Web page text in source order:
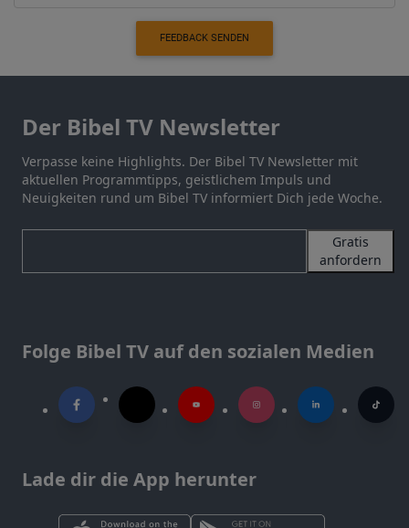
FEEDBACK SENDEN
Der Bibel TV Newsletter
Verpasse keine Highlights. Der Bibel TV Newsletter mit
aktuellen Programmtipps, geistlichem Impuls und
Neuigkeiten rund um Bibel TV informiert Dich jede Woche.
Gratis
anfordern
Folge Bibel TV auf den sozialen Medien
Lade dir die App herunter